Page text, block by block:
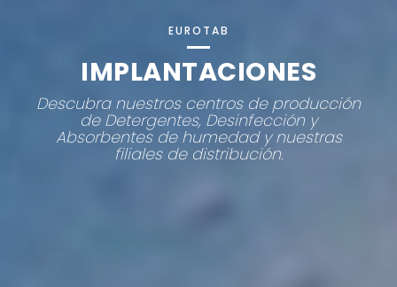
EUROTAB
IMPLANTACIONES
Descubra nuestros centros de producción
de Detergentes, Desinfección y
Absorbentes de humedad y nuestras
filiales de distribución.